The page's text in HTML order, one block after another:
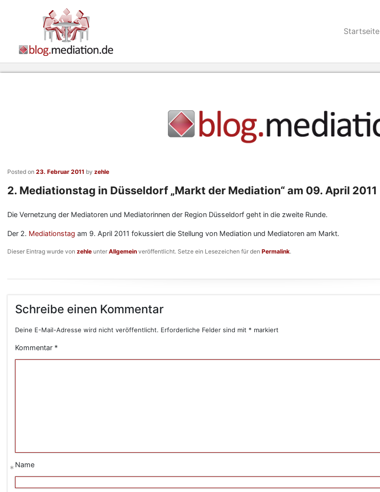
Startseite
2. Mediationstag in Düsseldorf „Markt der Mediation“ am 09. April 2011
Posted on 23. Februar 2011 by zehle
Die Vernetzung der Mediatoren und Mediatorinnen der Region Düsseldorf geht in die zweite Runde.
Der 2. Mediationstag am 9. April 2011 fokussiert die Stellung von Mediation und Mediatoren am Markt.
Dieser Eintrag wurde von zehle unter Allgemein veröffentlicht. Setze ein Lesezeichen für den Permalink.
Schreibe einen Kommentar
Deine E-Mail-Adresse wird nicht veröffentlicht. Erforderliche Felder sind mit * markiert
Kommentar *
Name
*